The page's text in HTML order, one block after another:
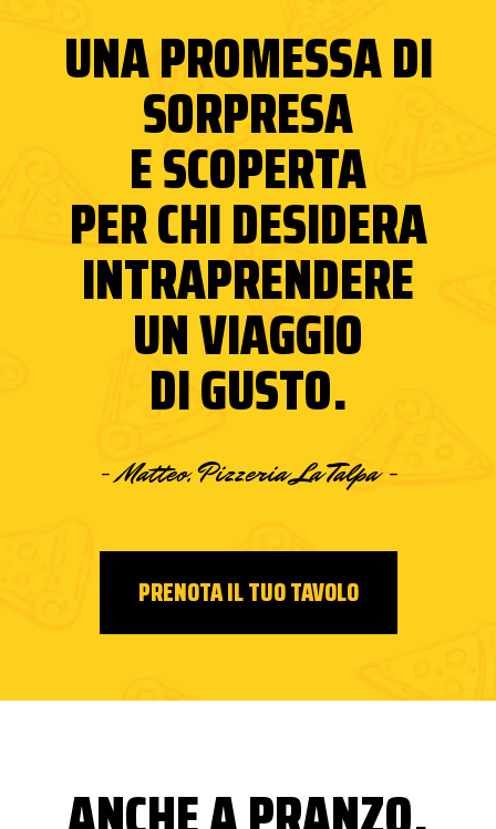
UNA PROMESSA DI
SORPRESA
E SCOPERTA
PER CHI DESIDERA
INTRAPRENDERE
UN VIAGGIO
DI GUSTO.
- Matteo, Pizzeria La Talpa -
PRENOTA IL TUO TAVOLO